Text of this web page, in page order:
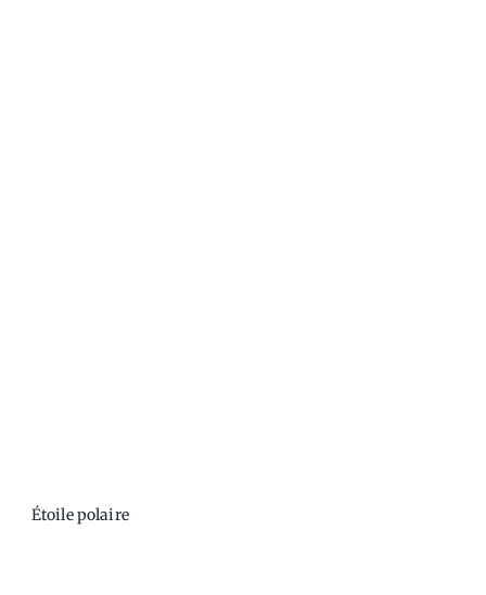
Étoile polaire